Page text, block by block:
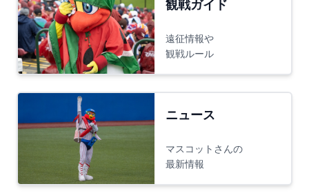
観戦ガイド
遠征情報や
観戦ルール
ニュース
マスコットさんの
最新情報